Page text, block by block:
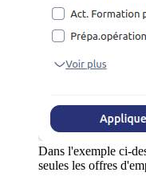
Dans l'exemple ci-
seules les offres